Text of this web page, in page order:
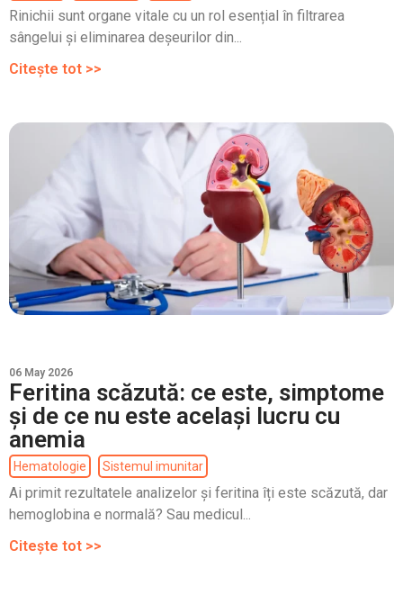
Rinichii sunt organe vitale cu un rol esențial în filtrarea
sângelui și eliminarea deșeurilor din...
Citește tot >>
06 May 2026
Feritina scăzută: ce este, simptome
și de ce nu este același lucru cu
anemia
Hematologie Sistemul imunitar
Ai primit rezultatele analizelor și feritina îți este scăzută, dar
hemoglobina e normală? Sau medicul...
Citește tot >>